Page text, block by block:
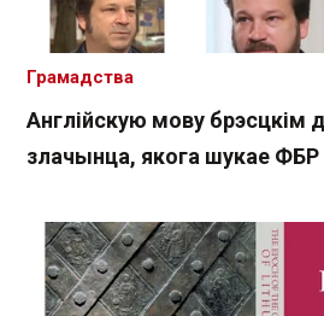
Англійскую мову брэсцкім
злачынца, якога шукае ФБР
Грамадства